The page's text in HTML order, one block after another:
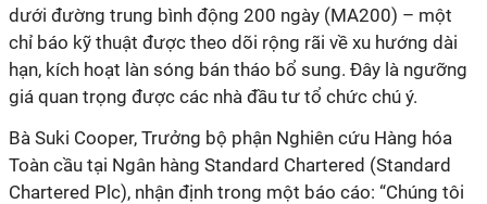
dưới đường trung bình động 200 ngày (MA200) – một
chỉ báo kỹ thuật được theo dõi rộng rãi về xu hướng dài
hạn, kích hoạt làn sóng bán tháo bổ sung. Đây là ngưỡng
giá quan trọng được các nhà đầu tư tổ chức chú ý.
Bà Suki Cooper, Trưởng bộ phận Nghiên cứu Hàng hóa
Toàn cầu tại Ngân hàng Standard Chartered (Standard
Chartered Plc), nhận định trong một báo cáo: “Chúng tôi